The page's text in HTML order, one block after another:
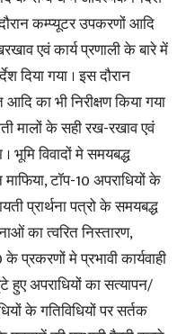
कम्प्यूटर उपकरणों आदि
एवं कार्य प्रणाली के बारे में
दिया गया । इस दौरान
का भी निरीक्षण किया गया
मालों के सही रख-रखाव एवं
भूमि विवादों मे समयबद्ध
टॉप-10 अपराधियों के
प्रार्थना पत्रो के समयबद्ध
का त्वरित निस्तारण,
प्रकरणों मे प्रभावी कार्यवाही
अपराधियों का सत्यापन/
के गतिविधियों पर सर्तक